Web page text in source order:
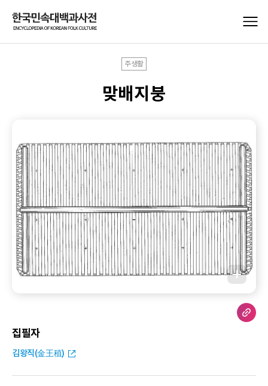
주생활
맞배지붕
집필자
김왕직(金王稙)